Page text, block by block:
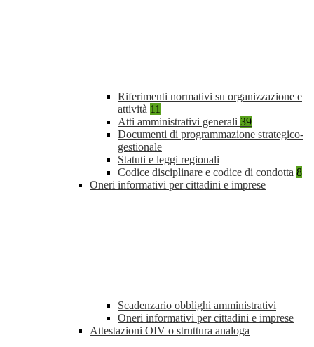
Riferimenti normativi su organizzazione e
attività 11
Atti amministrativi generali 39
Documenti di programmazione strategico-
gestionale
Statuti e leggi regionali
Codice disciplinare e codice di condotta 8
Oneri informativi per cittadini e imprese
Scadenzario obblighi amministrativi
Oneri informativi per cittadini e imprese
Attestazioni OIV o struttura analoga